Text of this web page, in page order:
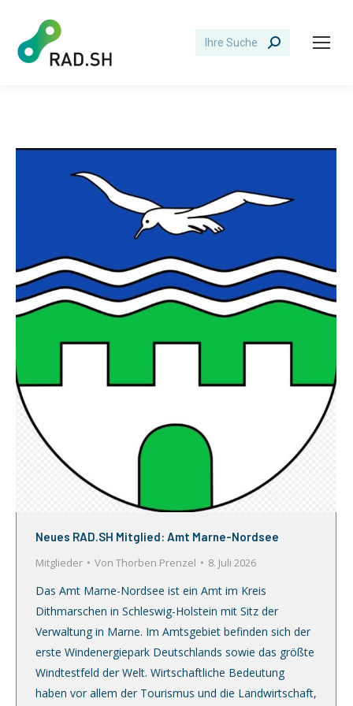
Search:
Neues RAD.SH Mitglied: Amt Marne-Nordsee
Mitglieder
Von Thorben Prenzel 8. Juli 2026
Das Amt Marne-Nordsee ist ein Amt im Kreis
Dithmarschen in Schleswig-Holstein mit Sitz der
Verwaltung in Marne. Im Amtsgebiet befinden sich der
erste Windenergiepark Deutschlands sowie das größte
Windtestfeld der Welt. Wirtschaftliche Bedeutung
haben vor allem der Tourismus und die Landwirtschaft,